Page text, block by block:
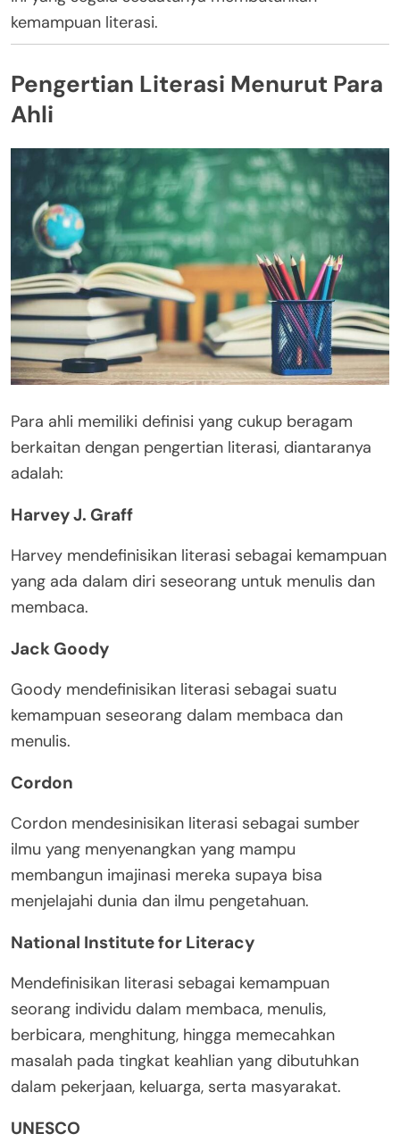
kemampuan literasi.
Pengertian Literasi Menurut Para
Ahli
Para ahli memiliki definisi yang cukup beragam
berkaitan dengan pengertian literasi, diantaranya
adalah:
Harvey J. Graff
Harvey mendefinisikan literasi sebagai kemampuan
yang ada dalam diri seseorang untuk menulis dan
membaca.
Jack Goody
Goody mendefinisikan literasi sebagai suatu
kemampuan seseorang dalam membaca dan
menulis.
Cordon
Cordon mendesinisikan literasi sebagai sumber
ilmu yang menyenangkan yang mampu
membangun imajinasi mereka supaya bisa
menjelajahi dunia dan ilmu pengetahuan.
National Institute for Literacy
Mendefinisikan literasi sebagai kemampuan
seorang individu dalam membaca, menulis,
berbicara, menghitung, hingga memecahkan
masalah pada tingkat keahlian yang dibutuhkan
dalam pekerjaan, keluarga, serta masyarakat.
UNESCO